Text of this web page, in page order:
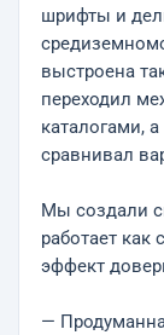
шрифты и
выстроена
переходил
каталогами,
сравнивал
Мы создали
работает как
эффект
—